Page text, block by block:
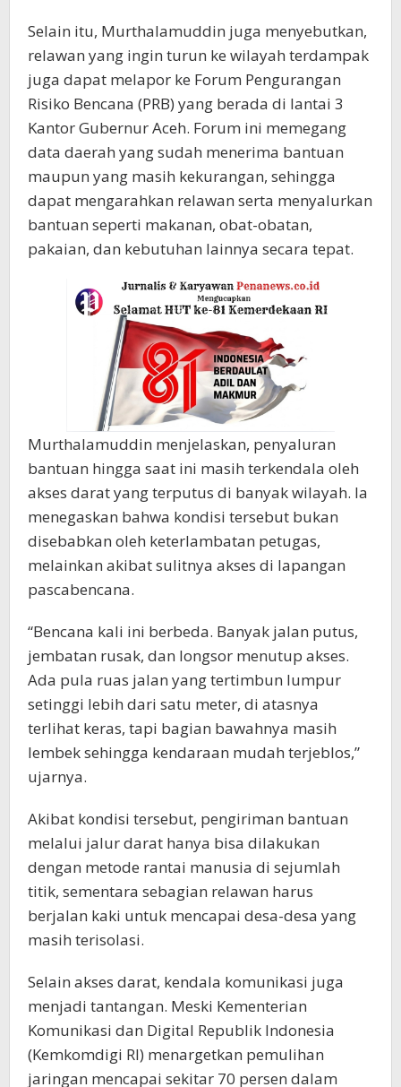
Selain itu, Murthalamuddin juga menyebutkan,
relawan yang ingin turun ke wilayah terdampak
juga dapat melapor ke Forum Pengurangan
Risiko Bencana (PRB) yang berada di lantai 3
Kantor Gubernur Aceh. Forum ini memegang
data daerah yang sudah menerima bantuan
maupun yang masih kekurangan, sehingga
dapat mengarahkan relawan serta menyalurkan
bantuan seperti makanan, obat-obatan,
pakaian, dan kebutuhan lainnya secara tepat.
Murthalamuddin menjelaskan, penyaluran
bantuan hingga saat ini masih terkendala oleh
akses darat yang terputus di banyak wilayah. Ia
menegaskan bahwa kondisi tersebut bukan
disebabkan oleh keterlambatan petugas,
melainkan akibat sulitnya akses di lapangan
pascabencana.
“Bencana kali ini berbeda. Banyak jalan putus,
jembatan rusak, dan longsor menutup akses.
Ada pula ruas jalan yang tertimbun lumpur
setinggi lebih dari satu meter, di atasnya
terlihat keras, tapi bagian bawahnya masih
lembek sehingga kendaraan mudah terjeblos,”
ujarnya.
Akibat kondisi tersebut, pengiriman bantuan
melalui jalur darat hanya bisa dilakukan
dengan metode rantai manusia di sejumlah
titik, sementara sebagian relawan harus
berjalan kaki untuk mencapai desa-desa yang
masih terisolasi.
Selain akses darat, kendala komunikasi juga
menjadi tantangan. Meski Kementerian
Komunikasi dan Digital Republik Indonesia
(Kemkomdigi RI) menargetkan pemulihan
jaringan mencapai sekitar 70 persen dalam